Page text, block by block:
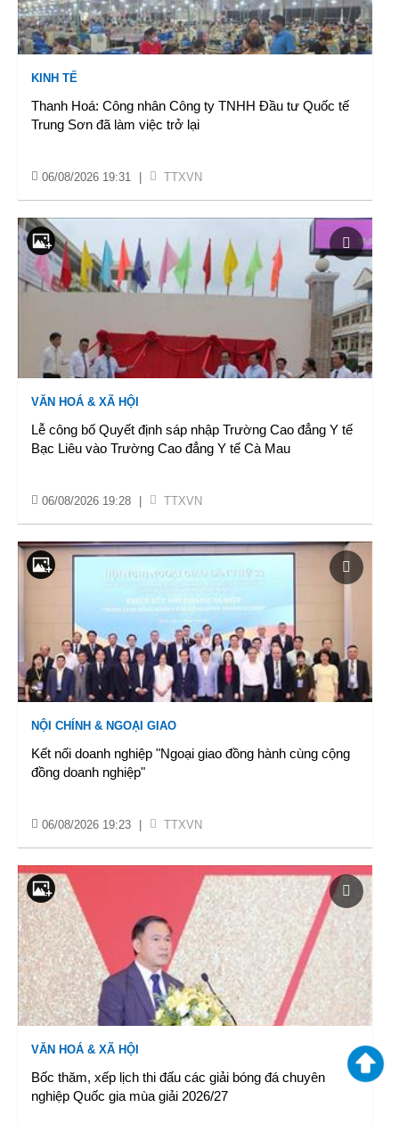
KINH TẾ
Thanh Hoá: Công nhân Công ty TNHH Đầu tư Quốc tế
Trung Sơn đã làm việc trở lại
06/08/2026 19:31 TTXVN
VĂN HOÁ & XÃ HỘI
Lễ công bố Quyết định sáp nhập Trường Cao đẳng Y tế
Bạc Liêu vào Trường Cao đẳng Y tế Cà Mau
06/08/2026 19:28 TTXVN
NỘI CHÍNH & NGOẠI GIAO
Kết nối doanh nghiệp "Ngoại giao đồng hành cùng cộng
đồng doanh nghiệp"
06/08/2026 19:23 TTXVN
VĂN HOÁ & XÃ HỘI
Bốc thăm, xếp lịch thi đấu các giải bóng đá chuyên
nghiệp Quốc gia mùa giải 2026/27